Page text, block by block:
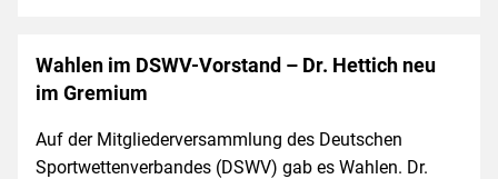
Wahlen im DSWV-Vorstand – Dr. Hettich neu
im Gremium
Auf der Mitgliederversammlung des Deutschen
Sportwettenverbandes (DSWV) gab es Wahlen. Dr.